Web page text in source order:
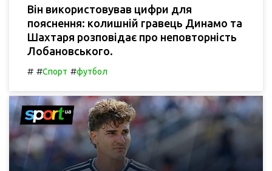
Він використовував цифри для
пояснення: колишній гравець Динамо та
Шахтаря розповідає про неповторність
Лобановського.
# #Спорт #футбол